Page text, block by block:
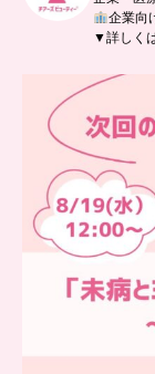
企業向
▼詳しく